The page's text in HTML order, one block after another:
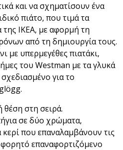
και να σχηματίσουν ένα
πιάτο, που τιμά τα
της ΙΚΕΑ, με αφορμή τη
από τη δημιουργία τους.
με υπερμεγέθες πιατάκι,
του Westman με τα γλυκά
σχεδιασμένο για το
θέση στη σειρά.
σε δύο χρώματα,
κερί που επαναλαμβάνουν τις
επαναφορτιζόμενο